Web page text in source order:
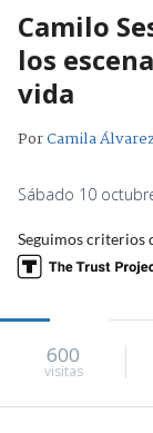
Camilo
los
vida
PorCamila
Sábado 10
Seguimos criterios
600
visitas